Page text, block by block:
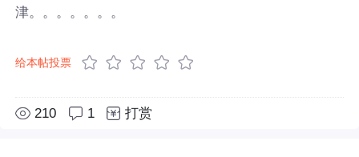
津。。。。。。。
给本帖投票
210 1 打赏